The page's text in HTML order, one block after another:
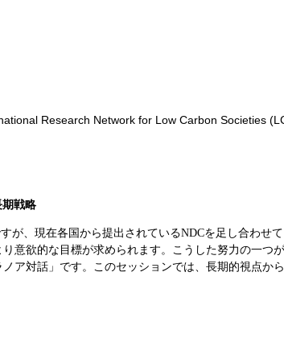
Research Network for Low Carbon Societies
戦略
が、現在各国から提出されているNDCを足し合わせ
意欲的な目標が求められます。こうした努力の一つ
ア対話」です。このセッションでは、長期的視点か